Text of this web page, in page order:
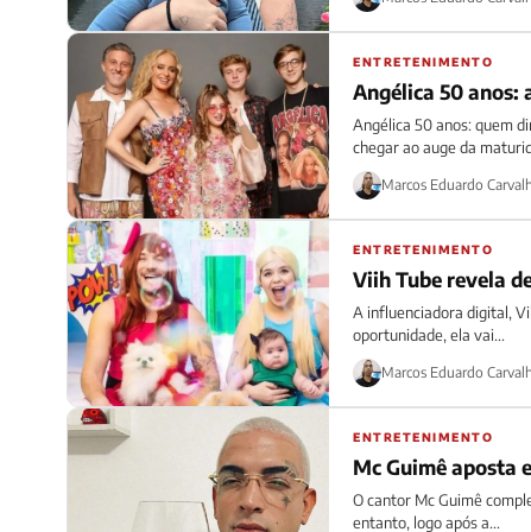
ENTRETENIMENTO
Angélica 50 anos:
Angélica 50 anos: quem
chegar ao auge da
Marcos Eduardo
ENTRETENIMENTO
Viih Tube revela
A influenciadora digital,
oportunidade, ela vai...
Marcos Eduardo
ENTRETENIMENTO
Mc Guimê aposta
O cantor Mc Guimê
entanto, logo após a...